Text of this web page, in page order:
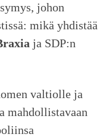
johon
mikä yhdistää
ja SDP:n
valtiolle ja
mahdollistavaan